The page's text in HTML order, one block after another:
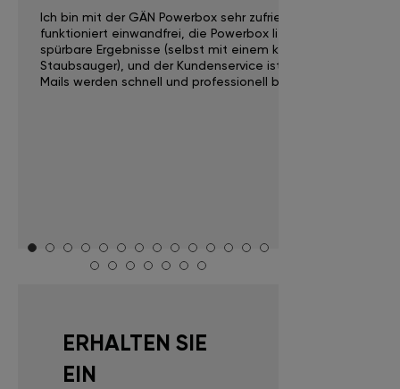
Ich bin mit der GÄN Powerbox sehr zufrieden. Die App
funktioniert einwandfrei, die Powerbox liefert
spürbare Ergebnisse (selbst mit einem kleinen
Staubsauger), und der Kundenservice ist exzellent (E-
Mails werden schnell und professionell beantwortet).
ERHALTEN SIE
EIN